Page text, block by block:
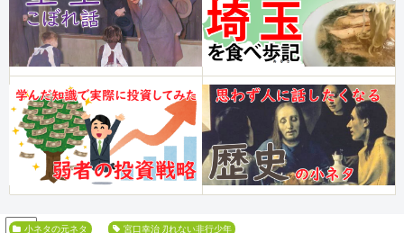
PR小ネタの元ネタ ケーキの切れない非行少年
宮口幸治